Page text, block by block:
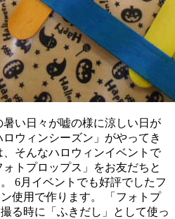
い日々が嘘の様に涼しい日が
ウィンシーズン」がやってき
そんなハロウィンイベントで
トプロップス」をお友だちと
6月イベントでも好評でしたフ
使用で作ります。 「フォトプ
る時に「ふきだし」として使っ